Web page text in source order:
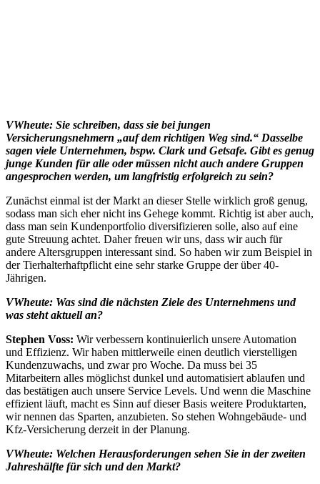
VWheute: Sie schreiben, dass sie bei jungen
Versicherungsnehmern „auf dem richtigen Weg sind.“ Dasselbe
sagen viele Unternehmen, bspw. Clark und Getsafe. Gibt es genug
junge Kunden für alle oder müssen nicht auch andere Gruppen
angesprochen werden, um langfristig erfolgreich zu sein?
Zunächst einmal ist der Markt an dieser Stelle wirklich groß genug,
sodass man sich eher nicht ins Gehege kommt. Richtig ist aber auch,
dass man sein Kundenportfolio diversifizieren solle, also auf eine
gute Streuung achtet. Daher freuen wir uns, dass wir auch für
andere Altersgruppen interessant sind. So haben wir zum Beispiel in
der Tierhalterhaftpflicht eine sehr starke Gruppe der über 40-
Jährigen.
VWheute: Was sind die nächsten Ziele des Unternehmens und
was steht aktuell an?
Stephen Voss: Wir verbessern kontinuierlich unsere Automation
und Effizienz. Wir haben mittlerweile einen deutlich vierstelligen
Kundenzuwachs, und zwar pro Woche. Da muss bei 35
Mitarbeitern alles möglichst dunkel und automatisiert ablaufen und
das bestätigen auch unsere Service Levels. Und wenn die Maschine
effizient läuft, macht es Sinn auf dieser Basis weitere Produktarten,
wir nennen das Sparten, anzubieten. So stehen Wohngebäude- und
Kfz-Versicherung derzeit in der Planung.
VWheute: Welchen Herausforderungen sehen Sie in der zweiten
Jahreshälfte für sich und den Markt?